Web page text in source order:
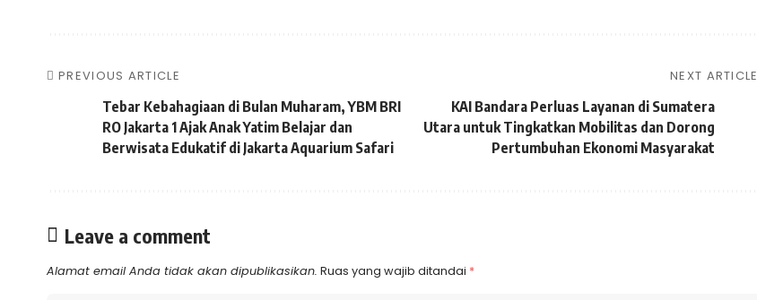
PREVIOUS ARTICLE
Tebar Kebahagiaan di Bulan Muharam, YBM BRI
RO Jakarta 1 Ajak Anak Yatim Belajar dan
Berwisata Edukatif di Jakarta Aquarium Safari
NEXT ARTICLE
KAI Bandara Perluas Layanan di Sumatera
Utara untuk Tingkatkan Mobilitas dan Dorong
Pertumbuhan Ekonomi Masyarakat
Leave a comment
Alamat email Anda tidak akan dipublikasikan. Ruas yang wajib ditandai *